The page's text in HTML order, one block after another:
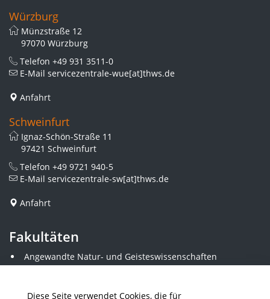
Diese Seite verwendet Cookies, die für
Würzburg
Münzstraße 12
97070 Würzburg
Telefon +49 931 3511-0
E-Mail servicezentrale-wue[at]thws.de
Anfahrt
Schweinfurt
Ignaz-Schön-Straße 11
97421 Schweinfurt
Telefon +49 9721 940-5
E-Mail servicezentrale-sw[at]thws.de
Anfahrt
Fakultäten
Angewandte Natur- und Geisteswissenschaften
Angewandte Sozialwissenschaften
Elektrotechnik